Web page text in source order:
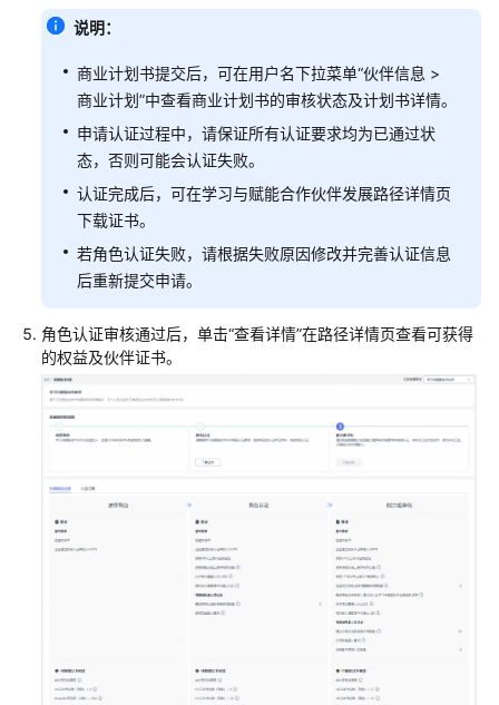
作
伙
发
展
路
径
字
化
转
型
咨
询
系
统
发
习
说明：
商业计划书提交后，可在用户名下拉菜单“伙伴信息 >
商业计划”中查看商业计划书的审核状态及计划书详情。
申请认证过程中，请保证所有认证要求均为已通过状
态，否则可能会认证失败。
认证完成后，可在学习与赋能合作伙伴发展路径详情页
下载证书。
若角色认证失败，请根据失败原因修改并完善认证信息
后重新提交申请。
角色认证审核通过后，单击“查看详情”在路径详情页查看可获得
的权益及伙伴证书。